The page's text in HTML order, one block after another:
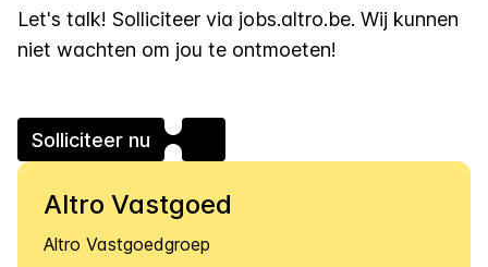
Let's talk! Solliciteer via jobs.altro.be. Wij kunnen
niet wachten om jou te ontmoeten!
Solliciteer nu
Altro Vastgoed
Altro Vastgoedgroep